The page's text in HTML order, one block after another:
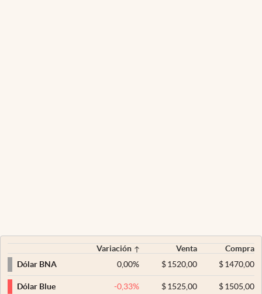
Variación Venta
Compra
Dólar BNA
0,00% $ 1520,00 $1470,00
Dólar Blue -0,33% $ 1525,00 $1505,00